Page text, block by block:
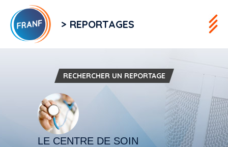
> REPORTAGES
RECHERCHER UN REPORTAGE
LE CENTRE DE SOIN